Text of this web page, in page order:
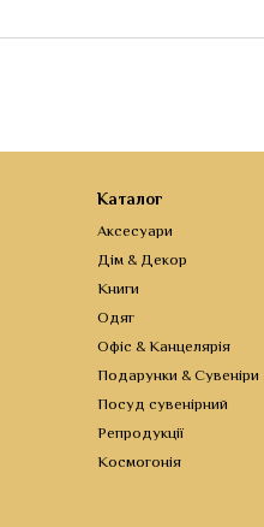
Каталог
Аксесуари
Дім & Декор
Книги
Одяг
Офіс & Канцелярія
Подарунки & Сувеніри
Посуд сувенірний
Репродукції
Космогонія